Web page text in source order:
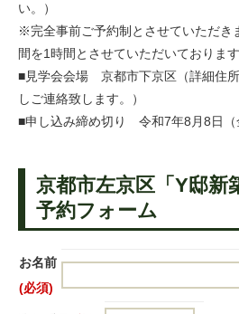
い。）
※完全事前ご予約制とさせていただき
間を1時間とさせていただいております
■見学会会場 京都市下京区（詳細住
しご連絡致します。）
■申し込み締め切り 令和7年8月8日（
京都市左京区「Y邸新
予約フォーム
お名前
(必須)